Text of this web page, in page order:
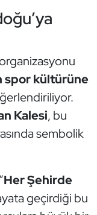
spor kültürüne
Kalesi, bu
sembolik
Her Şehirde
geçirdiği bu